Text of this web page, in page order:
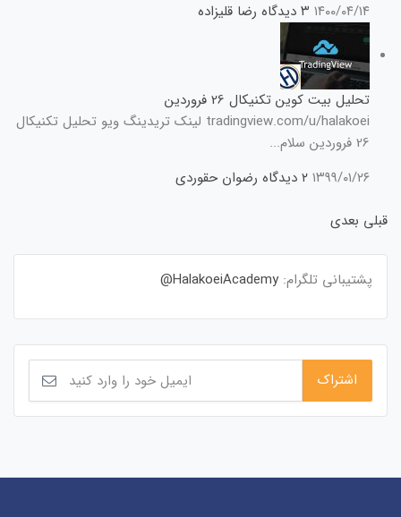
۱۴۰۰/۰۴/۱۴ ۳ دیدگاه رضا قلیزاده
تحلیل بیت کوین تکنیکال 26 فروردین
tradingview.com/u/halakoei لینک تریدینگ ویو تحلیل تکنیکال
26 فروردین سلام...
۱۳۹۹/۰۱/۲۶ ۲ دیدگاه
رضوان حقوردی
قبلی بعدی
پشتیبانی تلگرام: HalakoeiAcademy@